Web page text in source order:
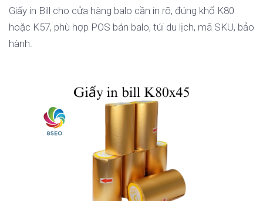
Giấy in Bill cho cửa hàng balo cần in rõ, đúng khổ K80
hoặc K57, phù hợp POS bán balo, túi du lịch, mã SKU, bảo
hành.